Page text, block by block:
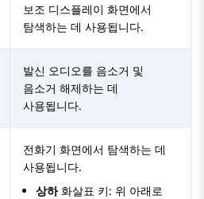
보조 디스플레이 화면에서
탐색하는 데 사용됩니다.
발신 오디오를 음소거 및
음소거 해제하는 데
사용됩니다.
전화기 화면에서 탐색하는 데
사용됩니다.
상하화살표 키: 위 아래로